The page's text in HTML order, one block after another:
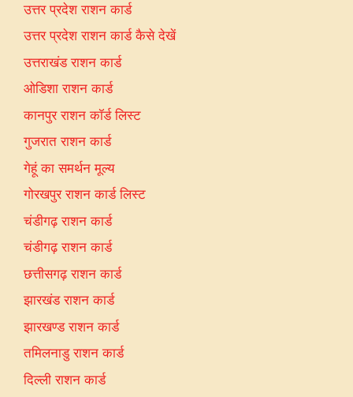
उत्तर प्रदेश राशन कार्ड
उत्तर प्रदेश राशन कार्ड कैसे देखें
उत्तराखंड राशन कार्ड
ओडिशा राशन कार्ड
कानपुर राशन कॉर्ड लिस्ट
गुजरात राशन कार्ड
गेहूं का समर्थन मूल्य
गोरखपुर राशन कार्ड लिस्ट
चंडीगढ़ राशन कार्ड
चंडीगढ़ राशन कार्ड
छत्तीसगढ़ राशन कार्ड
झारखंड राशन कार्ड
झारखण्ड राशन कार्ड
तमिलनाडु राशन कार्ड
दिल्ली राशन कार्ड